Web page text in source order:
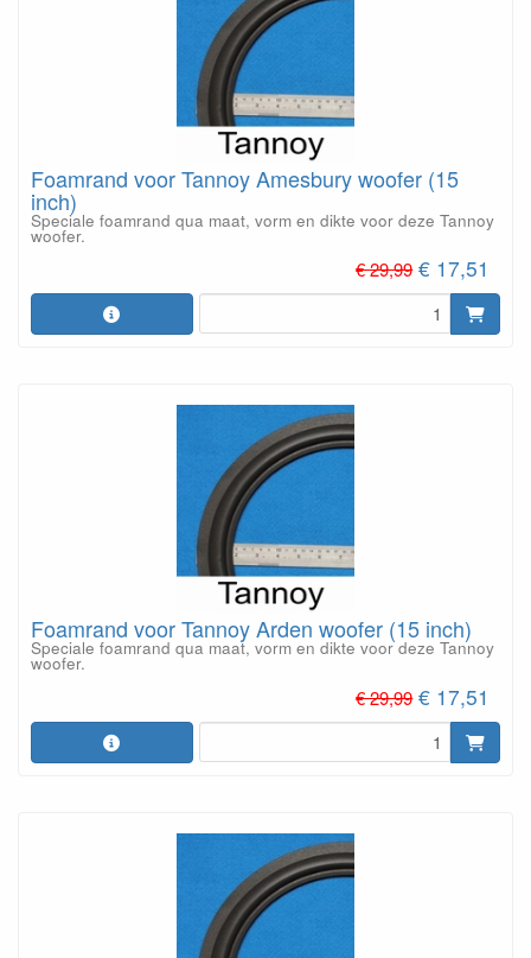
Foamrand voor Tannoy Amesbury woofer (15
inch)
Speciale foamrand qua maat, vorm en dikte voor deze Tannoy
woofer.
€ 29,99 € 17,51
Foamrand voor Tannoy Arden woofer (15 inch)
Speciale foamrand qua maat, vorm en dikte voor deze Tannoy
woofer.
€ 29,99 € 17,51